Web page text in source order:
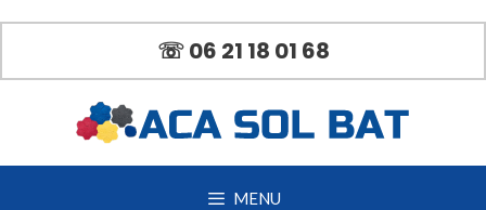
contenu
☏ 06 21 18 01 68
MENU